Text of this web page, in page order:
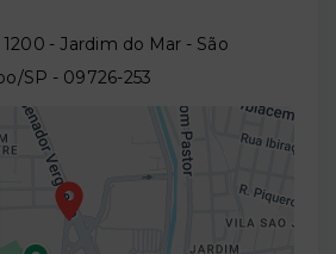
- Jardim do Mar - São
SP - 09726-253